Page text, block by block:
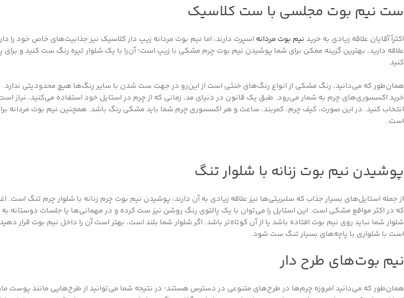
ست نیم بوت مجلسی با ست کلاسیک
اکثراً آقایان علاقه زیادی به خرید نیم بوت مردانهاسپرت دارند، اما نیم بوت مردانه زیپ دار کلاسیک نیز جذابیت‌های خاص خود را
علاقه دارید، بهترین گزینه ممکن برای شما پوشیدن نیم بوت چرم مشکی با زیپ است؛ آن‌را با یک شلوار تیره رنگ ست کنید و برای
کنید.
همان‌طور که می‌دانید، رنگ مشکی از انواع رنگ‌های خنثی است از این‌رو در جهت ست شدن با سایر رنگ‌ها هیچ محدودیتی
خرید اکسسوری‌های چرم به شمار می‌رود. طبق یک قانون در دنیای مد، زمانی که از چرم در استایل خود استفاده می‌کنید،
انتخاب کنید. در این صورت، کیف چرم، کمربند، ساعت و هر اکسسوری چرم شما باید مشکی رنگ باشد. همچنین نیم بوت مردانه
است.
پوشیدن نیم بوت زنانه با شلوار تنگ
از جمله استایل‌های بسیار جذاب که سلبریتی‌ها نیز علاقه زیادی به آن دارند، پوشیدن نیم بوت چرم زنانه با شلوار چرم تنگ
که در اکثر مواقع مشکی است. این استایل را می‌توان با یک پالتوی رنگ روشن نیز ست کرده و در مهمانی‌ها یا جلسات دوستانه
شلوار شما نباید روی نیم بوت افتاده باشد یا از آن کوتاه‌تر باشد. اگر شلوار شما بلند است، بهتر است آن را داخل نیم بوت قرار
است با شلواری با پاچه‌های بسیار تنگ ست شود.
نیم بوت‌های طرح دار
همان‌طور که می‌دانید امروزه چرم‌ها در طرح‌های متنوعی در دسترس هستند؛ در نتیجه شما می‌توانید از طرح‌هایی مانند پوست